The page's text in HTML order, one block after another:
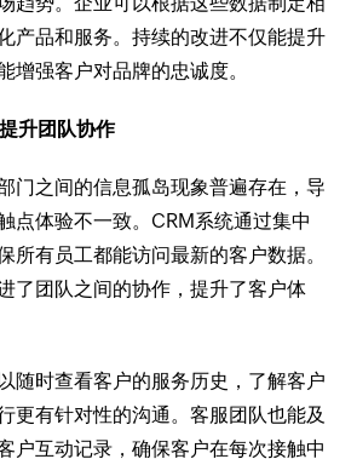
产品和服务。持续的改进不仅能提升
增强客户对品牌的忠诚度。
升团队协作
门之间的信息孤岛现象普遍存在，导
点体验不一致。CRM系统通过集中
所有员工都能访问最新的客户数据。
了团队之间的协作，提升了客户体
随时查看客户的服务历史，了解客户
更有针对性的沟通。客服团队也能及
户互动记录，确保客户在每次接触中